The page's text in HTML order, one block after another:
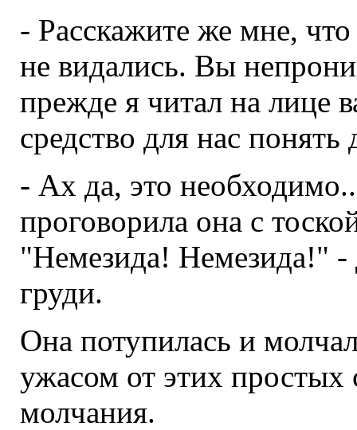
- Расскажите же мне,
не видались. Вы
прежде я читал на лице
средство для нас
- Ах да, это
проговорила она с
"Немезида! Немезида!" -
груди.
Она потупилась и
ужасом от этих простых
молчания.